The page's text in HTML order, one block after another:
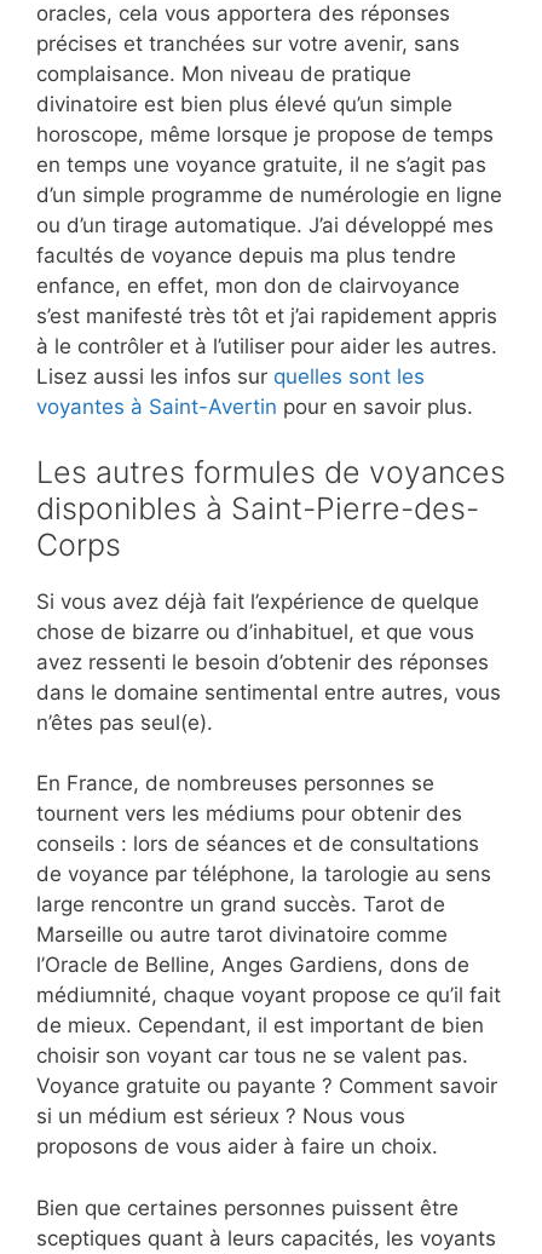
oracles, cela vous apportera des réponses
précises et tranchées sur votre avenir, sans
complaisance. Mon niveau de pratique
divinatoire est bien plus élevé qu’un simple
horoscope, même lorsque je propose de temps
en temps une voyance gratuite, il ne s’agit pas
d’un simple programme de numérologie en ligne
ou d’un tirage automatique. J’ai développé mes
facultés de voyance depuis ma plus tendre
enfance, en effet, mon don de clairvoyance
s’est manifesté très tôt et j’ai rapidement appris
à le contrôler et à l’utiliser pour aider les autres.
Lisez aussi les infos sur quelles sont les
voyantes à Saint-Avertin pour en savoir plus.
Les autres formules de voyances
disponibles à Saint-Pierre-des-
Corps
Si vous avez déjà fait l’expérience de quelque
chose de bizarre ou d’inhabituel, et que vous
avez ressenti le besoin d’obtenir des réponses
dans le domaine sentimental entre autres, vous
n’êtes pas seul(e).
En France, de nombreuses personnes se
tournent vers les médiums pour obtenir des
conseils : lors de séances et de consultations
de voyance par téléphone, la tarologie au sens
large rencontre un grand succès. Tarot de
Marseille ou autre tarot divinatoire comme
l’Oracle de Belline, Anges Gardiens, dons de
médiumnité, chaque voyant propose ce qu’il fait
de mieux. Cependant, il est important de bien
choisir son voyant car tous ne se valent pas.
Voyance gratuite ou payante ? Comment savoir
si un médium est sérieux ? Nous vous
proposons de vous aider à faire un choix.
Bien que certaines personnes puissent être
sceptiques quant à leurs capacités, les voyants